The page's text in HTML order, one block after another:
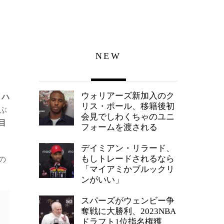
ハ
NEW
ウォリアーズ新加入のク
リス・ポール、移籍後初
会見でしわくちゃのユニ
フォームを渡される
デイミアン・リラード、
もしトレードされるなら
「マイアミかブルックリ
ンがいい」
スパーズがウェンビー争
奪戦に大勝利、2023NBA
ドラフト1位指名権獲